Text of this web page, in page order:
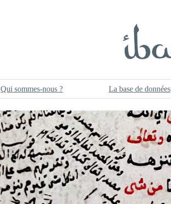
Qui sommes-nous ? La base de données